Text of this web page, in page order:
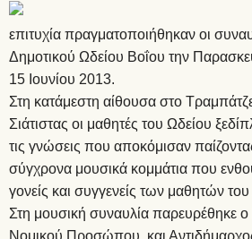
επιτυχία πραγματοποιήθηκαν οι
Δημοτικού Ωδείου Βοΐου την
15 Ιουνίου 2013.
Στη κατάμεστη αίθουσα στο
Σιάτιστας οι μαθητές του Ωδείου
τις γνώσεις που αποκόμισαν
σύγχρονα μουσικά κομμάτια που
γονείς και συγγενείς των μαθητών
Στη μουσική συναυλία παρευρέθηκε